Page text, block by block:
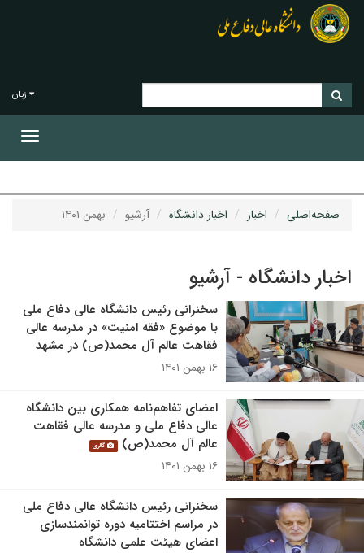
زبان
صفحه‌اصلی اخبار اخبار دانشگاه آرشیو بهمن ۱۴۰۱
اخبار دانشگاه - آرشیو
سخنرانی رئیس دانشگاه عالی دفاع ملی
با موضوع «فقه امنیت» در مدرسه عالی
فقاهت عالم آل محمد(ص) در مشهد
۱۶ بهمن ۱۴۰۱
امضای تفاهم‌نامه همکاری بین دانشگاه
عالی دفاع ملی و مدرسه عالی فقاهت
عالم آل محمد(ص)
گالری
۱۶ بهمن ۱۴۰۱
سخنرانی رئیس دانشگاه عالی دفاع ملی
در مراسم اختتامیه دوره توانمندسازی
اعضای هیئت علمی دانشگاه